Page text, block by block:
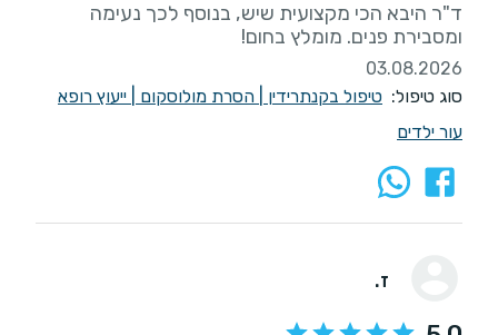
ד"ר היבא הכי מקצועית שיש, בנוסף לכך נעימה
ומסבירת פנים. מומלץ בחום!
03.08.2026
סוג טיפול: טיפול בקנתרידין הסרת מולוסקום
ייעוץ רופא
עור ילדים
ז.